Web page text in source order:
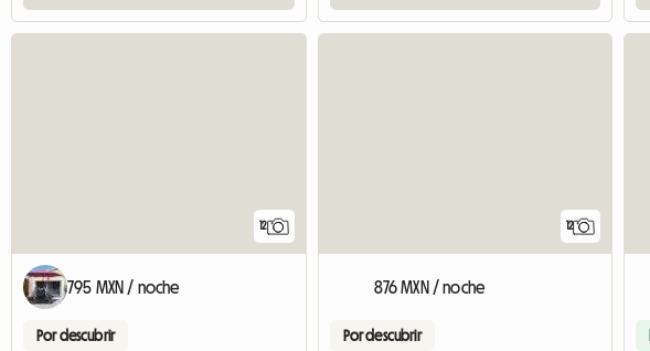
12
795 MXN / noche
Por descubrir
12
876 MXN / noche
Por descubrir